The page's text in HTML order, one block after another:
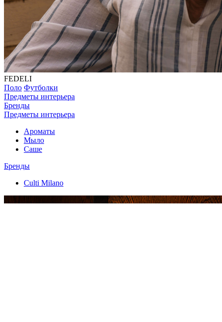
FEDELI
Поло Футболки
Предметы интерьера
Бренды
Предметы интерьера
Ароматы
Мыло
Саше
Бренды
Culti Milano